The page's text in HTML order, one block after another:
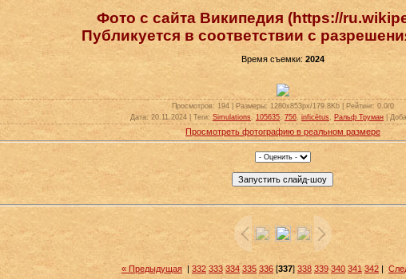
Фото с сайта Википедия (https://
Публикуется в соответствии с
Время съемки: 2024
Просмотров: 194 | Размеры: 1280x853px/179.8Kb | Рейтинг: 0.0/0
Дата: 20.11.2024 | Теги: Simulations 105635 756 inficētus Ральф Труман
Просмотреть фотографию в реальном размере
« Предыдущая| 332 333 334 335 336 [337] 338 339 340 341 342 |